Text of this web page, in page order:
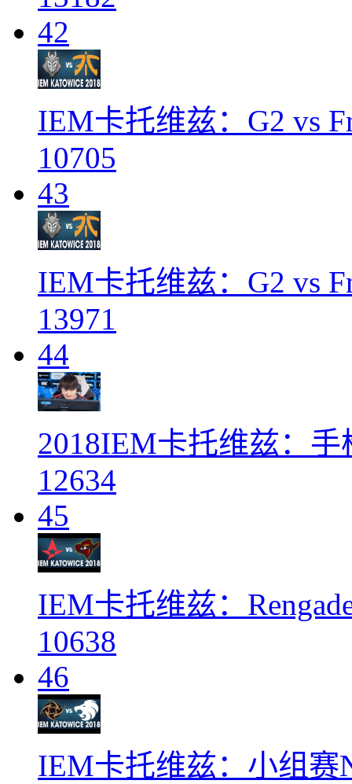
42
IEM卡托维兹：G2 vs
10705
43
IEM卡托维兹：G2 vs
13971
44
2018IEM卡托维兹：
12634
45
IEM卡托维兹：
10638
46
IEM卡托维兹：小组赛